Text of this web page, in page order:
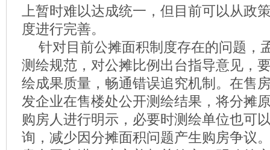
上暂时难以达成统一，但目前可以从政
度进行完善。
针对目前公摊面积制度存在的问题，
测绘规范，对公摊比例出台指导意见，
绘成果质量，畅通错误追究机制。在售
发企业在售楼处公开测绘结果，将分摊
购房人进行明示，必要时测绘单位也可
询，减少因分摊面积问题产生购房争议